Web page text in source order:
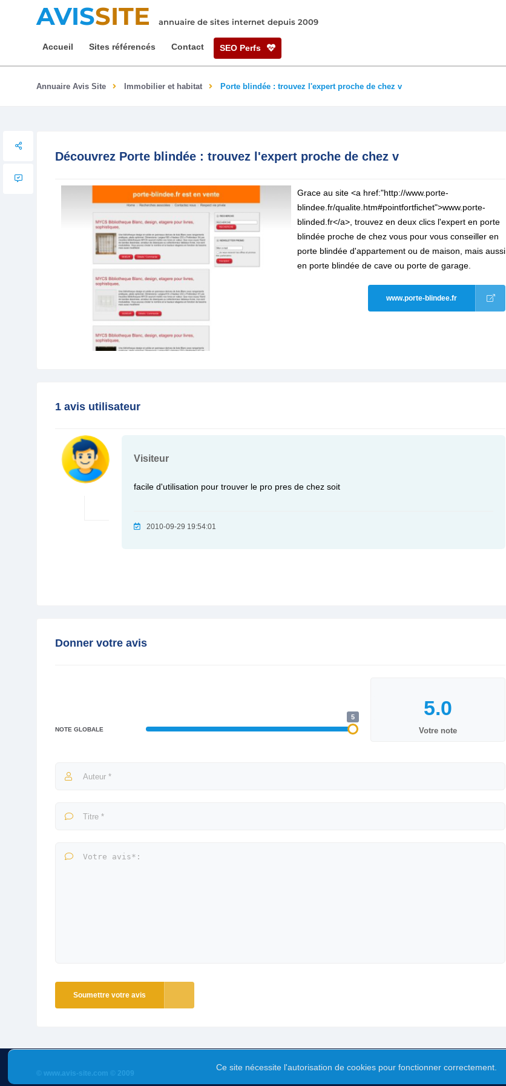
AVISSITE annuaire de sites internet depuis 2009
Accueil Sites référencés Contact SEO Perfs
Annuaire Avis Site Immobilier et habitat Porte blindée : trouvez l'expert proche de chez v
Découvrez Porte blindée : trouvez l'expert proche de chez v
Grace au site <a href:"http://www.porte-
blindee.fr/qualite.htm#pointfortfichet">www.porte-
blinded.fr</a>, trouvez en deux clics l'expert en porte
blindée proche de chez vous pour vous conseiller en
porte blindée d'appartement ou de maison, mais aussi
en porte blindée de cave ou porte de garage.
www.porte-blindee.fr
1 avis utilisateur
Visiteur
facile d'utilisation pour trouver le pro pres de chez soit
2010-09-29 19:54:01
Donner votre avis
NOTE GLOBALE
5
Votre note
Soumettre votre avis
© www.avis-site.com © 2009
Ce site nécessite l'autorisation de cookies pour fonctionner correctement.